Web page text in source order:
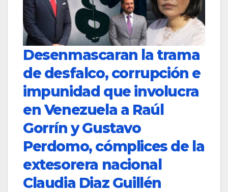
Desenmascaran la trama
de desfalco, corrupción e
impunidad que involucra
en Venezuela a Raúl
Gorrín y Gustavo
Perdomo, cómplices de la
extesorera nacional
Claudia Diaz Guillén